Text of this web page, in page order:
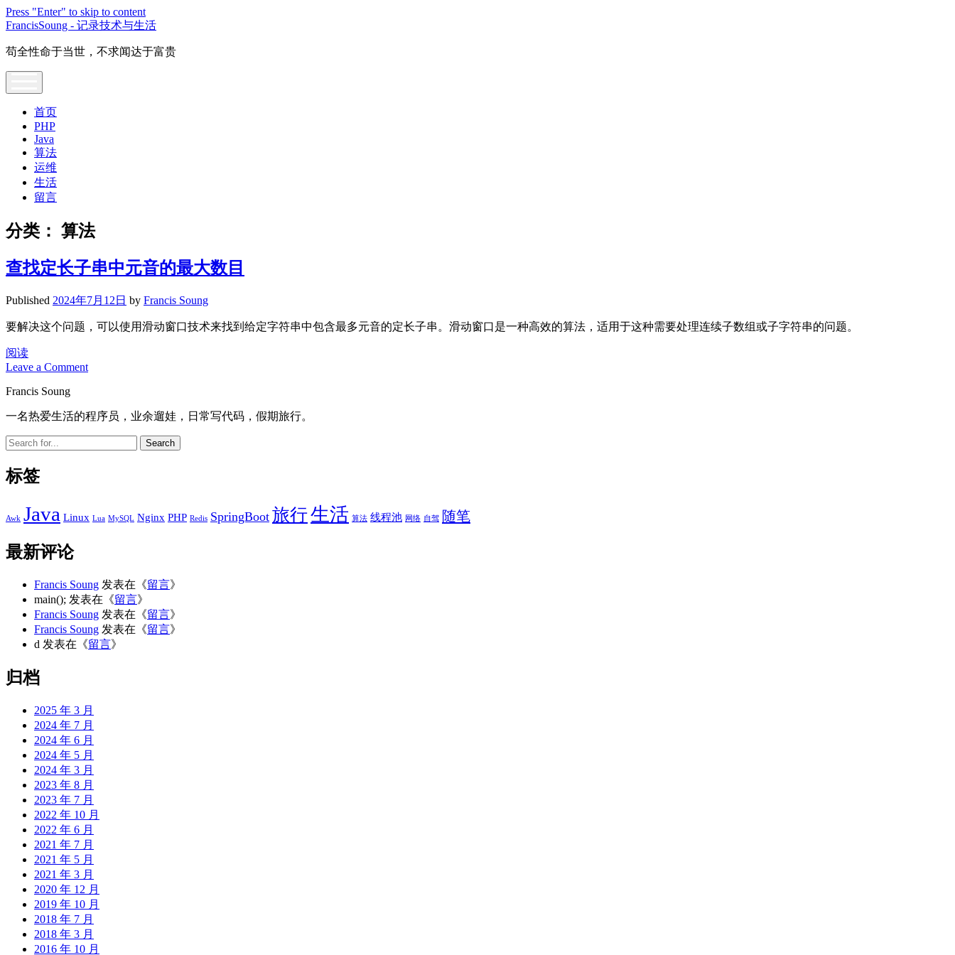
Press "Enter" to skip to content
FrancisSoung - 记录技术与生活
苟全性命于当世，不求闻达于富贵
首页
PHP
Java
算法
运维
生活
留言
分类： 算法
查找定长子串中元音的最大数目
Published 2024年7月12日 by Francis Soung
要解决这个问题，可以使用滑动窗口技术来找到给定字符串中包含最多元音的定长子串。滑动窗口是一种高效的算法，适用于这种需要处理连续子数组或子字符串的问题。
阅读查
找
长
子
中
音
的
大
目
Leave a Comment
Sidebar
Francis Soung
一名热爱生活的程序员，业余遛娃，日常写代码，假期旅行。
Search
标签
Awk Java Linux Lua MySQL Nginx PHP Redis SpringBoot 旅行生活 算法 线程池 网络 自驾 随笔
最新评论
Francis Soung 发表在《留言》
main(); 发表在《留言》
Francis Soung 发表在《留言》
Francis Soung 发表在《留言》
d 发表在《留言》
归档
2025 年 3 月
2024 年 7 月
2024 年 6 月
2024 年 5 月
2024 年 3 月
2023 年 8 月
2023 年 7 月
2022 年 10 月
2022 年 6 月
2021 年 7 月
2021 年 5 月
2021 年 3 月
2020 年 12 月
2019 年 10 月
2018 年 7 月
2018 年 3 月
2016 年 10 月